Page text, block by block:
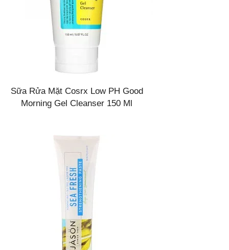
Sữa Rửa Mặt Cosrx Low PH Good
Morning Gel Cleanser 150 Ml